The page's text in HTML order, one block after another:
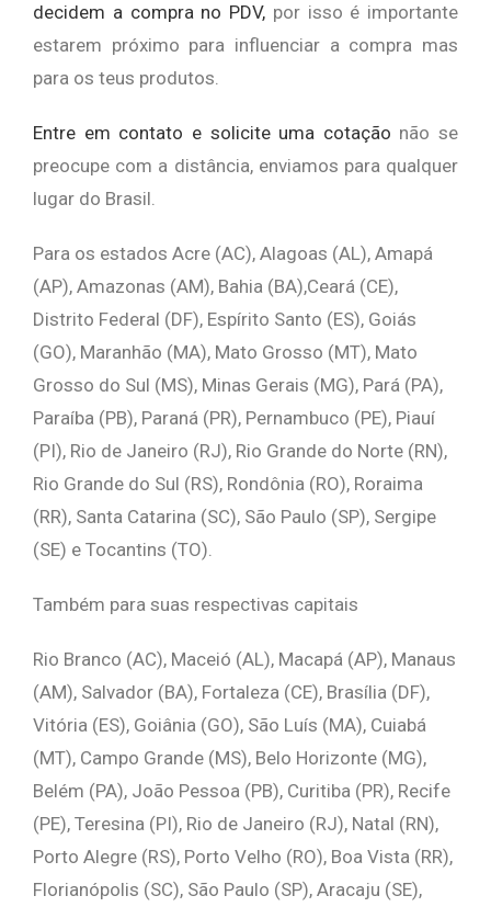
decidem a compra no PDV, por isso é importante
estarem próximo para influenciar a compra mas
para os teus produtos.
Entre em contato e solicite uma cotação não se
preocupe com a distância, enviamos para qualquer
lugar do Brasil.
Para os estados Acre (AC), Alagoas (AL), Amapá
(AP), Amazonas (AM), Bahia (BA),Ceará (CE),
Distrito Federal (DF), Espírito Santo (ES), Goiás
(GO), Maranhão (MA), Mato Grosso (MT), Mato
Grosso do Sul (MS), Minas Gerais (MG), Pará (PA),
Paraíba (PB), Paraná (PR), Pernambuco (PE), Piauí
(PI), Rio de Janeiro (RJ), Rio Grande do Norte (RN),
Rio Grande do Sul (RS), Rondônia (RO), Roraima
(RR), Santa Catarina (SC), São Paulo (SP), Sergipe
(SE) e Tocantins (TO).
Também para suas respectivas capitais
Rio Branco (AC), Maceió (AL), Macapá (AP), Manaus
(AM), Salvador (BA), Fortaleza (CE), Brasília (DF),
Vitória (ES), Goiânia (GO), São Luís (MA), Cuiabá
(MT), Campo Grande (MS), Belo Horizonte (MG),
Belém (PA), João Pessoa (PB), Curitiba (PR), Recife
(PE), Teresina (PI), Rio de Janeiro (RJ), Natal (RN),
Porto Alegre (RS), Porto Velho (RO), Boa Vista (RR),
Florianópolis (SC), São Paulo (SP), Aracaju (SE),